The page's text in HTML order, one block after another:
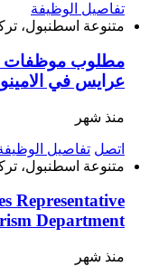
تفاصيل الوظيفة
متنوعة اسطنبول،
مطلوب موظفات
عرايس في
منذ شهر
اتصل تفاصيل
متنوعة اسطنبول،
Representative
Department
منذ شهر